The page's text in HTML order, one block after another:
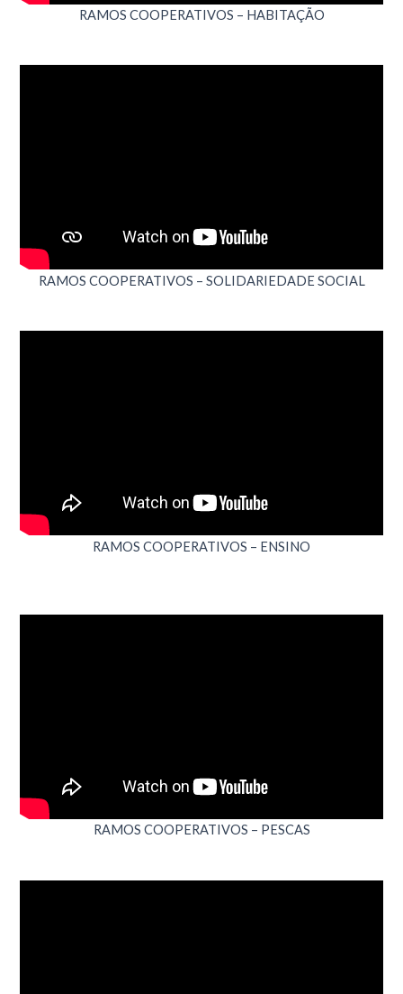
RAMOS COOPERATIVOS – HABITAÇÃO
RAMOS COOPERATIVOS – SOLIDARIEDADE SOCIAL
RAMOS COOPERATIVOS – ENSINO
RAMOS COOPERATIVOS – PESCAS